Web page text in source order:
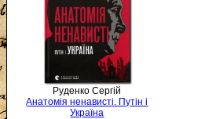
Руденко Сергій
Анатомія ненависті. Путін і
Україна